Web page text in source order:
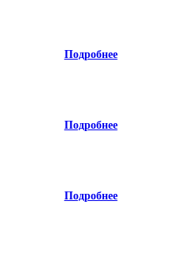
Подробнее
Подробнее
Подробнее